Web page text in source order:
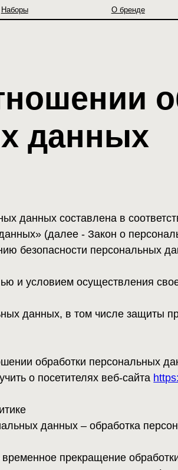
- Закон о персональных
персональных данных,
осуществления своей
в том числе защиты прав на
персональных данных
веб-сайта
данных – обработка персональных
прекращение обработки
персональных данных).
материалов, а также
https://
- совокупность содержащихся в